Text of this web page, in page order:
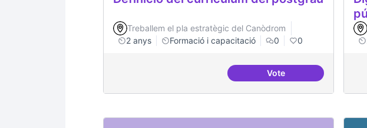
Treballem el pla estratègic del Canòdrom
2 anys
Formació i capacitació 0 0
VoteDefinició del